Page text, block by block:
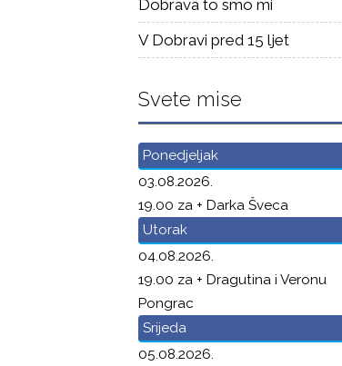
Dobrava to smo mi
V Dobravi pred 15 ljet
Svete mise
Ponedjeljak
03.08.2026.
19.00 za + Darka Šveca
Utorak
04.08.2026.
19.00 za + Dragutina i Veronu
Pongrac
Srijeda
05.08.2026.